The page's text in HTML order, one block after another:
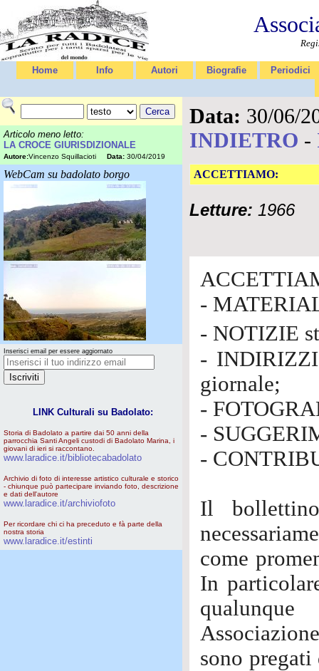
Home Info Autori Biografie Periodici
Articolo meno letto:
LA CROCE GIURISDIZIONALE
Autore:Vincenzo Squillacioti Data: 30/04/2019
WebCam su badolato borgo
Inserisci email per essere aggiornato
LINK Culturali su Badolato:
Storia di Badolato a partire dai 50 anni della
parrocchia Santi Angeli custodi di Badolato Marina, i
giovani di ieri si raccontano.
www.laradice.it/bibliotecabadolato
Archivio di foto di interesse artistico culturale e storico
- chiunque può partecipare inviando foto, descrizione
e dati dell'autore
www.laradice.it/archiviofoto
Per ricordare chi ci ha preceduto e fà parte della
nostra storia
www.laradice.it/estinti
Data: 30/06/
INDIETRO -
ACCETTIAMO:
Letture: 1966
-
- NOTIZIE
-
giornale;
-
-
-
Il
come
In
sono